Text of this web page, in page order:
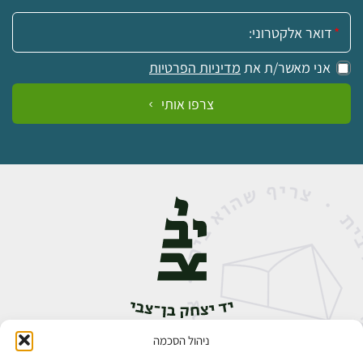
ניהול הסכמה
אימייל:
אני מאשר/ת את מדיניות הפרטיות
צרפו אותי
אבן גבירול 14, רחביה, ירושלים